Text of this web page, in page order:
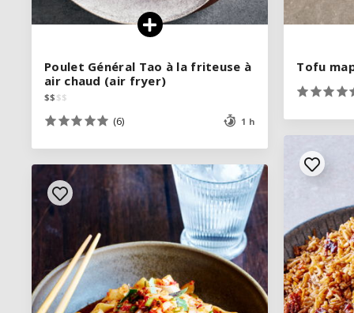
Poulet Général Tao à la friteuse à
air chaud (air fryer)
$$ $$
(6) 1 h
Poulet Général Tao à la friteuse à
air chaud (air fryer)
$$ $$
(6) 1 h
VOIR LA RECETTE
Tofu
Tofu